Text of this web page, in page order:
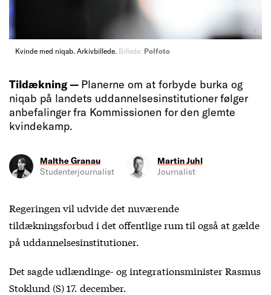
Kvinde med niqab. Arkivbillede. Billede: Polfoto
Tildækning — Planerne om at forbyde burka og
niqab på landets uddannelsesinstitutioner følger
anbefalinger fra Kommissionen for den glemte
kvindekamp.
Malthe Granau
Studenterjournalist
Martin Juhl
Journalist
Regeringen vil udvide det nuværende
tildækningsforbud i det offentlige rum til også at gælde
på uddannelsesinstitutioner.
Det sagde udlændinge- og integrationsminister Rasmus
Stoklund (S) 17. december.